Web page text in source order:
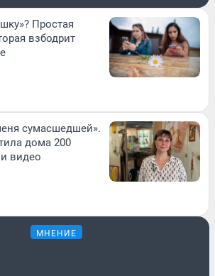
Простая
взбодрит
сумасшедшей».
дома 200
видео
МНЕНИЕ